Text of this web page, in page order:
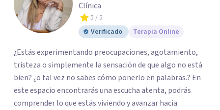
Clínica
5 / 5
Verificado
Terapia Online
¿Estás experimentando preocupaciones, agotamiento,
tristeza o simplemente la sensación de que algo no está
bien? ¿o tal vez no sabes cómo ponerlo en palabras.? En
este espacio encontrarás una escucha atenta, podrás
comprender lo que estás viviendo y avanzar hacia